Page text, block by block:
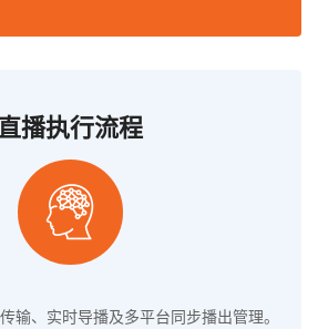
播执行流程
输、实时导播及多平台同步播出管理。